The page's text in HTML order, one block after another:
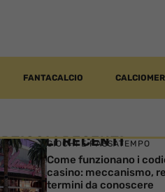
FANTACALCIO
RECENTI
GIOCHI E PASSATEMPO
Come funzionano i
casino: meccanismo,
termini da conoscere